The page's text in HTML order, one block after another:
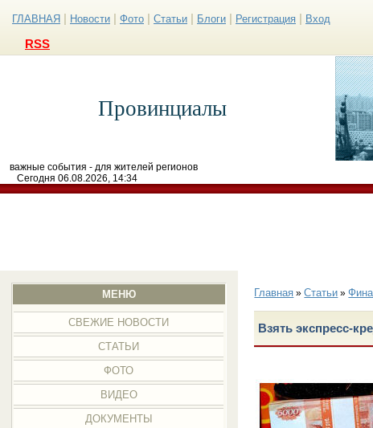
ГЛАВНАЯ Новости Фото Статьи Блоги Регистрация Вход
RSS
Провинциалы
важные события - для жителей регионов
Сегодня 06.08.2026, 14:34
МЕНЮ
СВЕЖИЕ НОВОСТИ
СТАТЬИ
ФОТО
ВИДЕО
ДОКУМЕНТЫ
Главная »Статьи »
Взять экспресс-